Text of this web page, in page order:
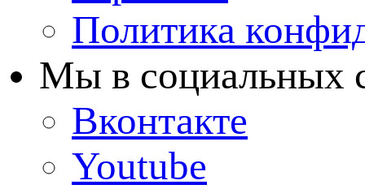
Политика
Мы в cоциальных
Вконтакте
Youtube